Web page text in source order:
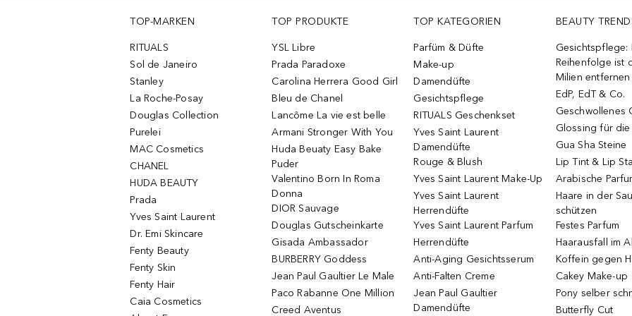
TOP-MARKEN
RITUALS
Sol de Janeiro
Stanley
La Roche-Posay
Douglas Collection
Purelei
MAC Cosmetics
CHANEL
HUDA BEAUTY
Prada
Yves Saint Laurent
Dr. Emi Skincare
Fenty Beauty
Fenty Skin
Fenty Hair
Caia Cosmetics
TOP PRODUKTE
YSL Libre
Prada Paradoxe
Carolina Herrera Good Girl
Bleu de Chanel
Lancôme La vie est belle
Armani Stronger With You
Huda Beuaty Easy Bake
Puder
Valentino Born In Roma
Donna
DIOR Sauvage
Douglas Gutscheinkarte
Gisada Ambassador
BURBERRY Goddess
Jean Paul Gaultier Le Male
Paco Rabanne One Million
Creed Aventus
TOP KATEGORIEN
Parfüm & Düfte
Make-up
Damendüfte
Gesichtspflege
RITUALS Geschenkset
Yves Saint Laurent
Damendüfte
Rouge & Blush
Yves Saint Laurent Make-Up
Yves Saint Laurent
Herrendüfte
Yves Saint Laurent Parfum
Herrendüfte
Anti-Aging Gesichtsserum
Anti-Falten Creme
Jean Paul Gaultier
Damendüfte
BEAUTY
Gesichtspflege:
Reihenfolge ist
Milien entfernen
EdP, EdT & Co.
Geschwollenes
Glossing für die
Gua Sha Steine
Lip Tint & Lip
Arabische
Haare in der
schützen
Festes Parfum
Haarausfall im
Koffein gegen
Cakey Make-up
Pony selber
Butterfly Cut